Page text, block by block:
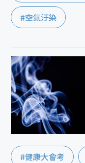
#空氣汙染
#健康大會考